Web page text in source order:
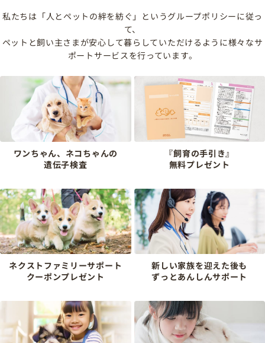
私たちは「人とペットの絆を紡ぐ」というグループポリシーに従っ
て、
ペットと飼い主さまが安心して暮らしていただけるように様々なサ
ポートサービスを行っています。
ワンちゃん、ネコちゃんの
遺伝子検査
『飼育の手引き』
無料プレゼント
ネクストファミリーサポート
クーポンプレゼント
新しい家族を迎えた後も
ずっとあんしんサポート